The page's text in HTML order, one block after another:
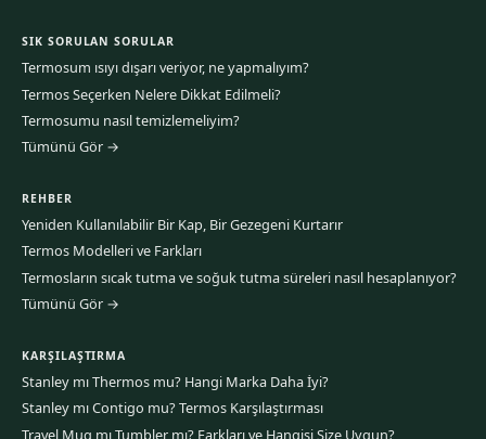
SIK SORULAN SORULAR
Termosum ısıyı dışarı veriyor, ne yapmalıyım?
Termos Seçerken Nelere Dikkat Edilmeli?
Termosumu nasıl temizlemeliyim?
Tümünü Gör →
REHBER
Yeniden Kullanılabilir Bir Kap, Bir Gezegeni Kurtarır
Termos Modelleri ve Farkları
Termosların sıcak tutma ve soğuk tutma süreleri nasıl hesaplanıyor?
Tümünü Gör →
KARŞILAŞTIRMA
Stanley mı Thermos mu? Hangi Marka Daha İyi?
Stanley mı Contigo mu? Termos Karşılaştırması
Travel Mug mı Tumbler mı? Farkları ve Hangisi Size Uygun?